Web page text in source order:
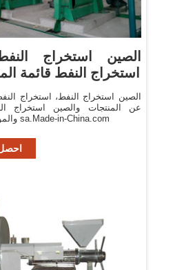
الصين استخراج
استخراج النفط قائمة
الصين استخراج النفط، استخراج
عن المنتجات والصين استخراج
والموردين في قائمة sa.Made-in-China.com